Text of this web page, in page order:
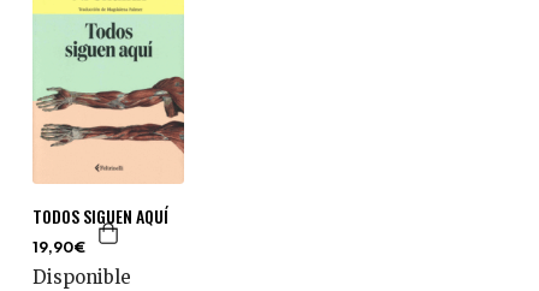
TODOS SIGUEN AQUÍ
19,90€
Disponible